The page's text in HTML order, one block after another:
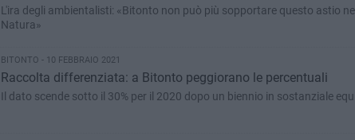
L'ira degli ambientalisti: «Bitonto non può più sopportare questo astio
Natura»
BITONTO - 10 FEBBRAIO 2021
Raccolta differenziata: a Bitonto peggiorano le percentuali
Il dato scende sotto il 30% per il 2020 dopo un biennio in sostanziale